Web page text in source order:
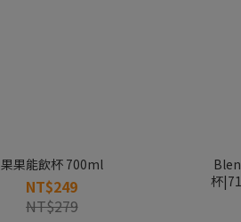
果果能飲杯 700ml
NT$249
NT$279
Blender
杯